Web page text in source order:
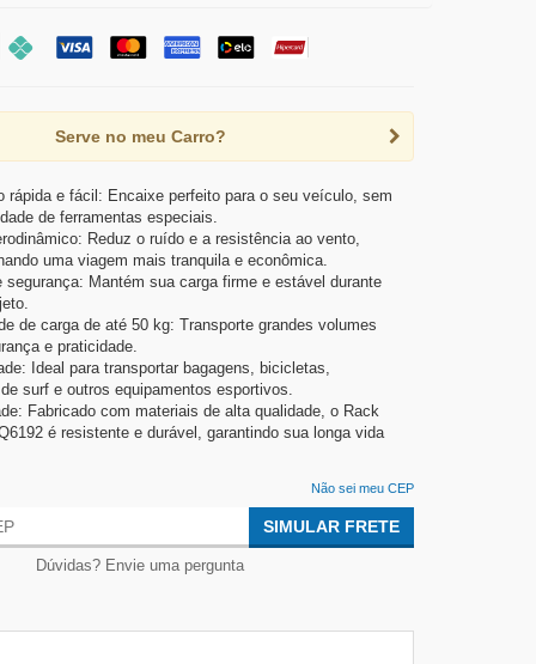
Serve no meu Carro?
rápida e fácil: Encaixe perfeito para o seu veículo, sem
de ferramentas especiais.
Reduz o ruído e a resistência ao vento,
uma viagem mais tranquila e econômica.
segurança: Mantém sua carga firme e estável durante
de carga de até 50 kg: Transporte grandes volumes
e praticidade.
Ideal para transportar bagagens, bicicletas,
surf e outros equipamentos esportivos.
Fabricado com materiais de alta qualidade, o Rack
é resistente e durável, garantindo sua longa vida
Não sei meu CEP
SIMULAR FRETE
Dúvidas? Envie uma pergunta